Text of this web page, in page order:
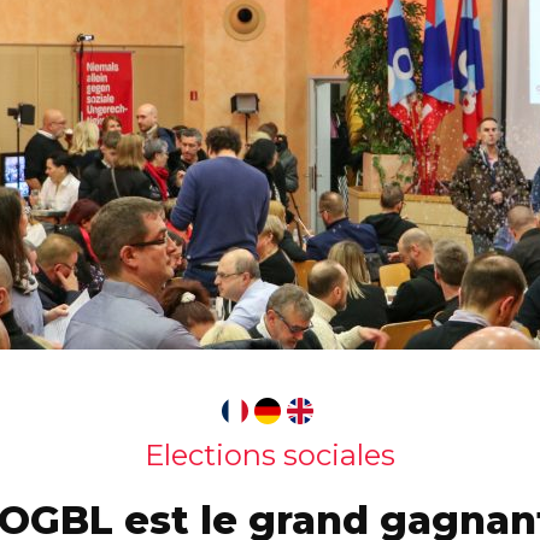
Elections sociales
est le grand